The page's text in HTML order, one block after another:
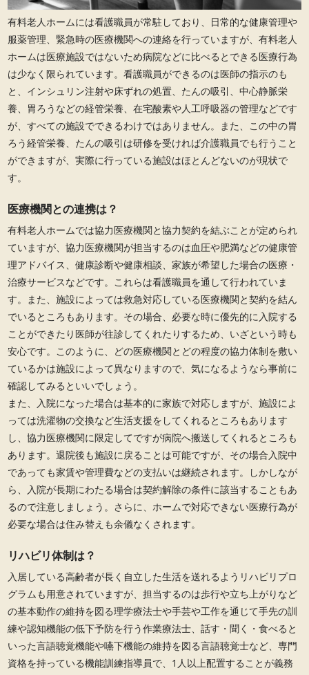
有料老人ホームには看護職員が常駐しており、日常的な健康管理や
服薬管理、緊急時の医療機関への連絡を行っていますが、有料老人
ホームは医療施設ではないため病院などに比べるとできる医療行為
は少なく限られています。看護職員ができるのは医師の指示のも
と、インシュリン注射や床ずれの処置、たんの吸引、中心静脈栄
養、胃ろうなどの経管栄養、在宅酸素や人工呼吸器の管理などです
が、すべての施設でできるわけではありません。また、この中の胃
ろう経管栄養、たんの吸引は研修を受ければ介護職員でも行うこと
ができますが、実際に行っている施設はほとんどないのが現状で
す。
医療機関との連携は？
有料老人ホームでは協力医療機関と協力契約を結ぶことが定められ
ていますが、協力医療機関が担当するのは血圧や肥満などの健康管
理アドバイス、健康診断や健康相談、家族が希望した場合の医療・
治療サービスなどです。これらは看護職員を通して行われていま
す。また、施設によっては救急対応している医療機関と契約を結ん
でいるところもあります。その場合、必要な時に優先的に入院する
ことができたり医師が往診してくれたりするため、いざという時も
安心です。このように、どの医療機関とどの程度の協力体制を敷い
ているかは施設によって異なりますので、気になるようなら事前に
確認してみるといいでしょう。
また、入院になった場合は基本的に家族で対応しますが、施設によ
っては洗濯物の交換など生活支援をしてくれるところもあります
し、協力医療機関に限定してですが病院へ搬送してくれるところも
あります。退院後も施設に戻ることは可能ですが、その場合入院中
であっても家賃や管理費などの支払いは継続されます。しかしなが
ら、入院が長期にわたる場合は契約解除の条件に該当することもあ
るので注意しましょう。さらに、ホームで対応できない医療行為が
必要な場合は住み替えも余儀なくされます。
リハビリ体制は？
入居している高齢者が長く自立した生活を送れるようリハビリプロ
グラムも用意されていますが、担当するのは歩行や立ち上がりなど
の基本動作の維持を図る理学療法士や手芸や工作を通じて手先の訓
練や認知機能の低下予防を行う作業療法士、話す・聞く・食べると
いった言語聴覚機能や嚥下機能の維持を図る言語聴覚士など、専門
資格を持っている機能訓練指導員で、1人以上配置することが義務